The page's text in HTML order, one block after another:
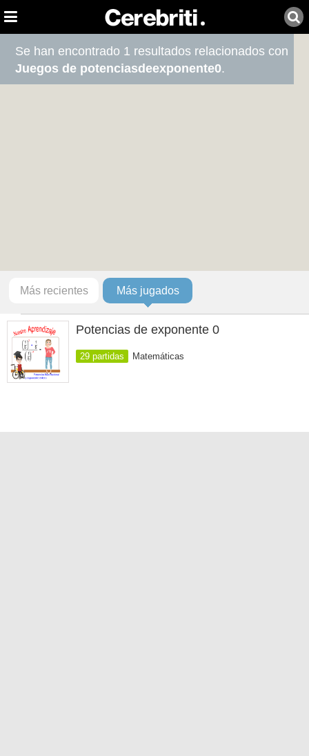
Se han encontrado 1 resultados relacionados con
Juegos de potenciasdeexponente0.
Más recientes Más jugados
Potencias de exponente 0
29 partidas Matemáticas